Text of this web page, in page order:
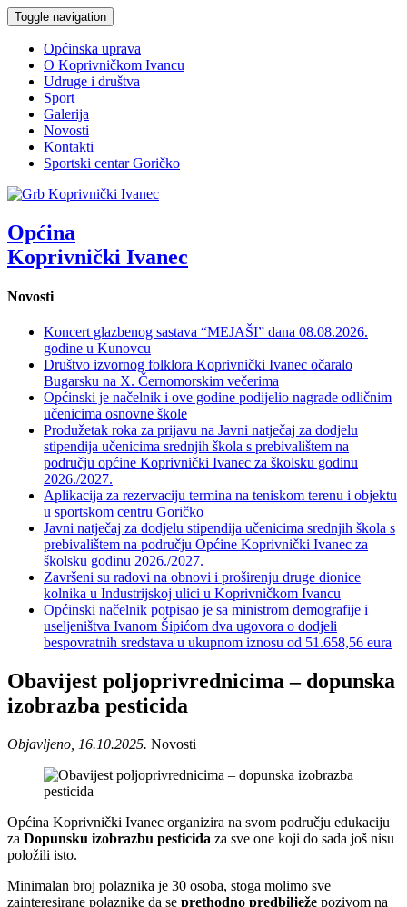
Toggle navigation
Općinska uprava
O Koprivničkom Ivancu
Udruge i društva
Sport
Galerija
Novosti
Kontakti
Sportski centar Goričko
Općina
Koprivnički Ivanec
Novosti
Koncert glazbenog sastava “MEJAŠI” dana 08.08.2026.
godine u Kunovcu
Društvo izvornog folklora Koprivnički Ivanec očaralo
Bugarsku na X. Černomorskim večerima
Općinski je načelnik i ove godine podijelio nagrade odličnim
učenicima osnovne škole
Produžetak roka za prijavu na Javni natječaj za dodjelu
stipendija učenicima srednjih škola s prebivalištem na
području općine Koprivnički Ivanec za školsku godinu
2026./2027.
Aplikacija za rezervaciju termina na teniskom terenu i objektu
u sportskom centru Goričko
Javni natječaj za dodjelu stipendija učenicima srednjih škola s
prebivalištem na području Općine Koprivnički Ivanec za
školsku godinu 2026./2027.
Završeni su radovi na obnovi i proširenju druge dionice
kolnika u Industrijskoj ulici u Koprivničkom Ivancu
Općinski načelnik potpisao je sa ministrom demografije i
useljeništva Ivanom Šipićom dva ugovora o dodjeli
bespovratnih sredstava u ukupnom iznosu od 51.658,56 eura
Obavijest poljoprivrednicima – dopunska
izobrazba pesticida
Objavljeno, 16.10.2025. Novosti
Općina Koprivnički Ivanec organizira na svom području edukaciju
za Dopunsku izobrazbu pesticida za sve one koji do sada još nisu
položili isto.
Minimalan broj polaznika je 30 osoba, stoga molimo sve
zainteresirane polaznike da se prethodno predbilježe pozivom na